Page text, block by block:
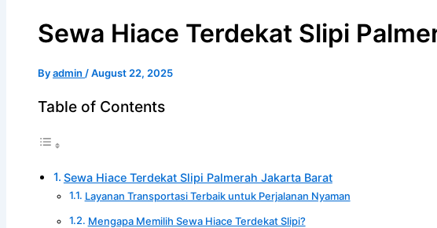
Sewa Hiace Terdekat Slipi
Byadmin /August 22, 2025
Table of Contents
Sewa Hiace Terdekat Slipi Palmerah Jakarta Barat
Layanan Transportasi Terbaik untuk Perjalanan Nyaman
Mengapa Memilih Sewa Hiace Terdekat Slipi?